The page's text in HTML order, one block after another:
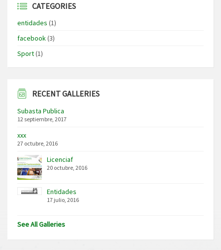
CATEGORIES
entidades (1)
facebook(3)
Sport(1)
RECENT GALLERIES
Subasta Publica
12 septiembre, 2017
xxx
27 octubre, 2016
Licenciaf
20 octubre, 2016
Entidades
17 julio, 2016
See All Galleries